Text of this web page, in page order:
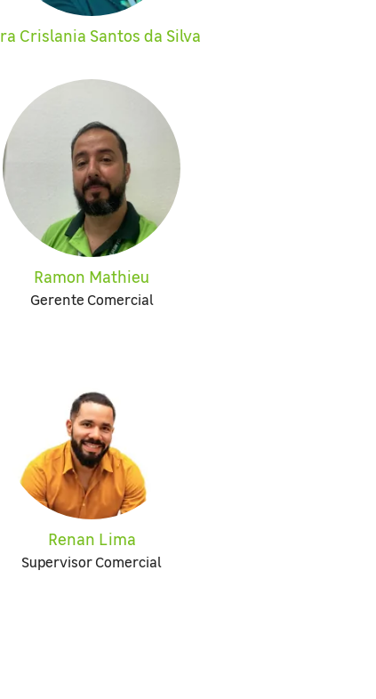
Crislania Santos da Silva
Ramon Mathieu
Gerente Comercial
Renan Lima
Supervisor Comercial